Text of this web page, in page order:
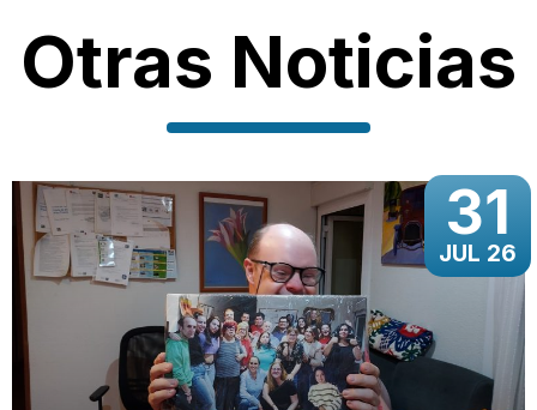
Otras Noticias
31
JUL 26